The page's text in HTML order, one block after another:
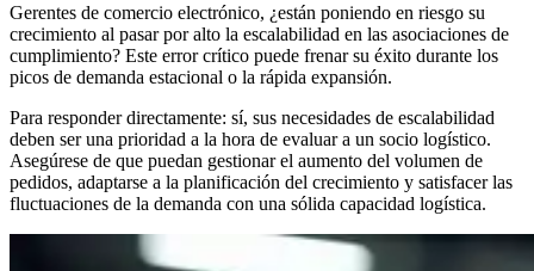
Gerentes de comercio electrónico, ¿están poniendo en riesgo su
crecimiento al pasar por alto la escalabilidad en las asociaciones de
cumplimiento? Este error crítico puede frenar su éxito durante los
picos de demanda estacional o la rápida expansión.
Para responder directamente: sí, sus necesidades de escalabilidad
deben ser una prioridad a la hora de evaluar a un socio logístico.
Asegúrese de que puedan gestionar el aumento del volumen de
pedidos, adaptarse a la planificación del crecimiento y satisfacer las
fluctuaciones de la demanda con una sólida capacidad logística.